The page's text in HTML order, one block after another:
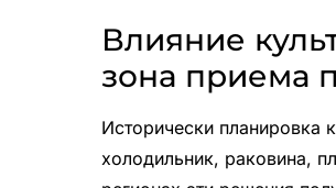
Влияние
зона приема
Исторически планировка
холодильник, раковина,